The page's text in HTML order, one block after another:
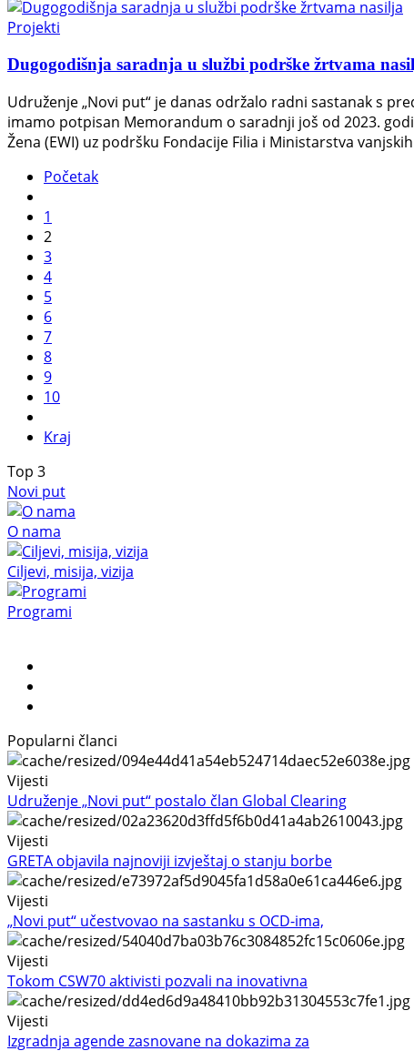
Projekti
Dugogodišnja saradnja u službi podrške žrtvama
Udruženje „Novi put“ je danas održalo radni sastanak s
imamo potpisan Memorandum o saradnji još od 2023.
Žena (EWI) uz podršku Fondacije Filia i Ministarstva
Početak
1
2
3
4
5
6
7
8
9
10
Kraj
Top 3
Novi put
O nama
Ciljevi, misija, vizija
Programi
Popularni članci
Vijesti
Udruženje „Novi put“ postalo član Global Clearing
Vijesti
GRETA objavila najnoviji izvještaj o stanju borbe
Vijesti
„Novi put“ učestvovao na sastanku s OCD-ima,
Vijesti
Tokom CSW70 aktivisti pozvali na inovativna
Vijesti
Izgradnja agende zasnovane na dokazima za